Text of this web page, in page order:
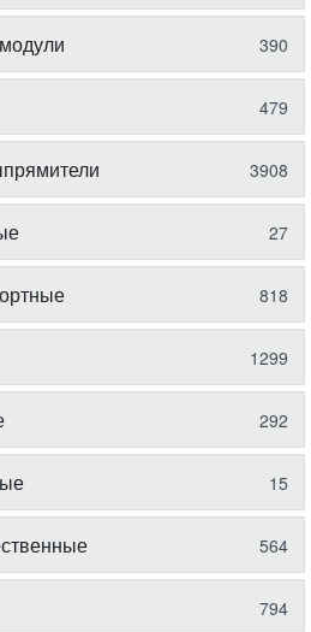
390
479
3908
27
818
1299
292
15
564
794